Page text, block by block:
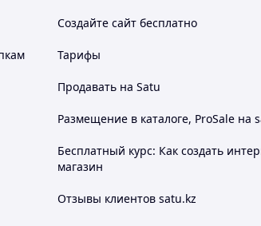
Создайте сайт бесплатно
Тарифы
Продавать на Satu
Размещение в каталоге, ProSale на
Бесплатный курс: Как создать
магазин
Отзывы клиентов satu.kz